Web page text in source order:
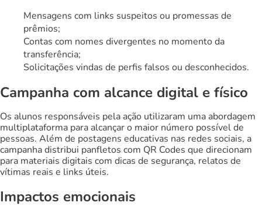
Mensagens com links suspeitos ou promessas de
prêmios;
Contas com nomes divergentes no momento da
transferência;
Solicitações vindas de perfis falsos ou desconhecidos.
Campanha com alcance digital e físico
Os alunos responsáveis pela ação utilizaram uma abordagem
multiplataforma para alcançar o maior número possível de
pessoas. Além de postagens educativas nas redes sociais, a
campanha distribui panfletos com QR Codes que direcionam
para materiais digitais com dicas de segurança, relatos de
vítimas reais e links úteis.
Impactos emocionais